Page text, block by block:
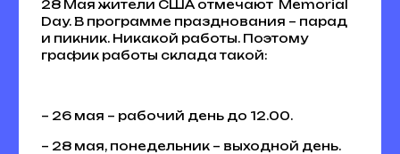
28 Мая жители США отмечают Memorial
Day. В программе празднования – парад
и пикник. Никакой работы. Поэтому
график работы склада такой:
– 26 мая – рабочий день до 12.00.
– 28 мая, понедельник – выходной день.